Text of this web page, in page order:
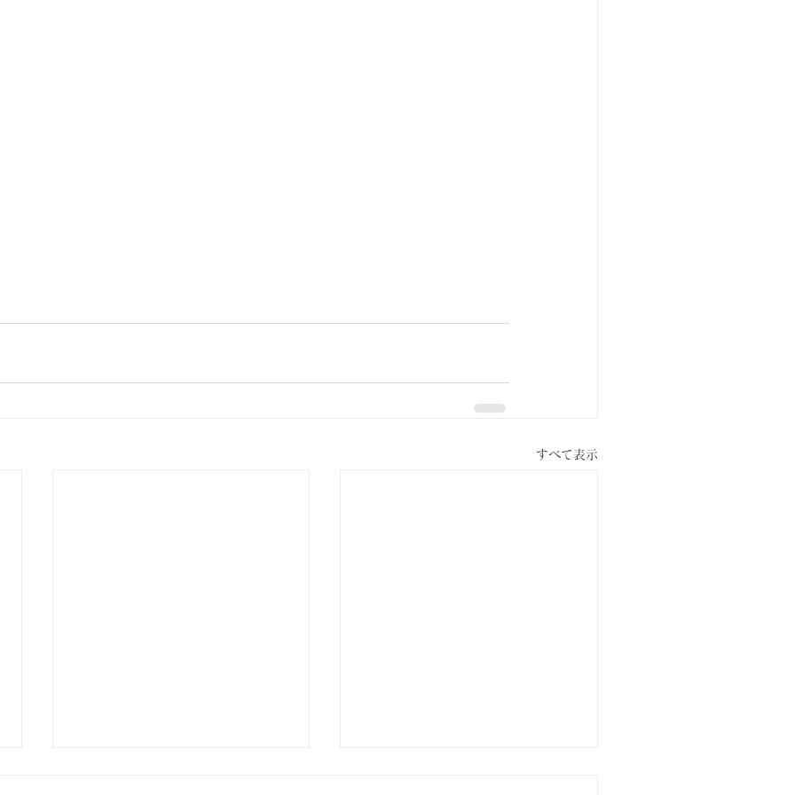
すべて表示